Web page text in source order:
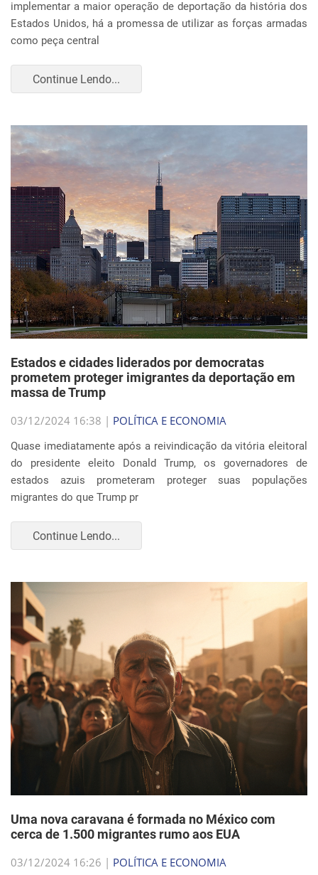
implementar a maior operação de deportação da história dos
Estados Unidos, há a promessa de utilizar as forças armadas
como peça central
Continue Lendo...
Estados e cidades liderados por democratas
prometem proteger imigrantes da deportação em
massa de Trump
03/12/2024 16:38 | POLÍTICA E ECONOMIA
Quase imediatamente após a reivindicação da vitória eleitoral
do presidente eleito Donald Trump, os governadores de
estados azuis prometeram proteger suas populações
migrantes do que Trump pr
Continue Lendo...
Uma nova caravana é formada no México com
cerca de 1.500 migrantes rumo aos EUA
03/12/2024 16:26 | POLÍTICA E ECONOMIA